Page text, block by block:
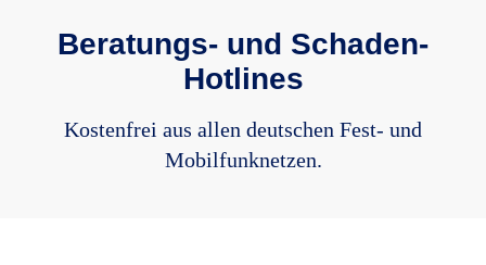
Beratungs- und Schaden-
Hotlines
Kostenfrei aus allen deutschen Fest- und
Mobilfunknetzen.